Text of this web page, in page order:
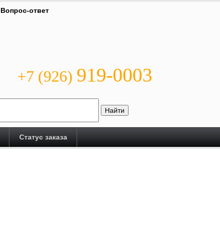
Вопрос-ответ
+7 (926) 919-0003
Статус заказа